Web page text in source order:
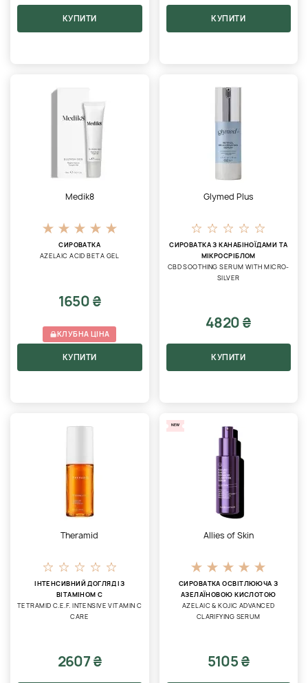
КУПИТИ КУПИТИ
Medik8
СИРОВАТКА
AZELAIC ACID BETA GEL
1650 ₴
КЛУБНА ЦІНА
КУПИТИ
Glymed Plus
СИРОВАТКА З КАНАБІНОЇДАМИ ТА
МІКРОСРІБЛОМ
CBD SOOTHING SERUM WITH MICRO-
SILVER
4820 ₴
КУПИТИ
Theramid
ІНТЕНСИВНИЙ ДОГЛЯД ІЗ
ВІТАМІНОМ С
TETRAMID C.E.F. INTENSIVE VITAMIN C
CARE
2607 ₴
NEW
Allies of Skin
СИРОВАТКА ОСВІТЛЮЮЧА З
АЗЕЛАЇНОВОЮ КИСЛОТОЮ
AZELAIC & KOJIC ADVANCED
CLARIFYING SERUM
5105 ₴